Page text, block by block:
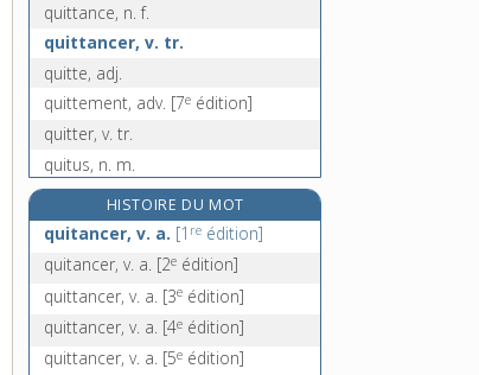
quittance, n. f.
quittancer, v. tr.
quitte, adj.
quittement, adv. [7e édition]
quitter, v. tr.
quitus, n. m.
qui-va-là, loc. interj.
qui-vive, n. m. inv.
quiz, n. m.
quoailler, v. intr. [7 édition]
quôc-ngu, n. m.
HISTOIRE DU MOT
quitancer, v. a. [1 re édition]
quitancer, v. a. [2e édition]
quittancer, v. a. [3e édition]
quittancer, v. a. [4e édition]
quittancer, v. a. [5e édition]